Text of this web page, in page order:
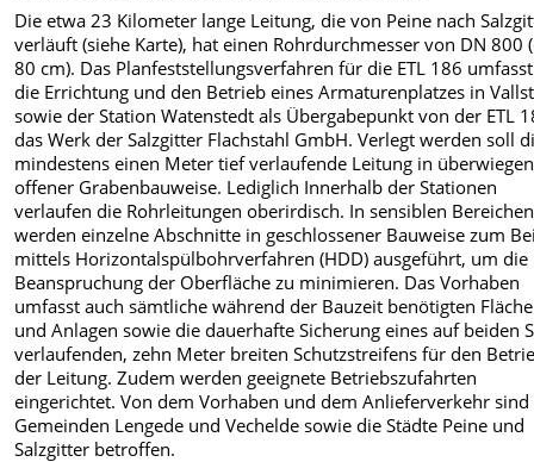
Die etwa 23 Kilometer lange Leitung, die von Peine nach
verläuft (siehe Karte), hat einen Rohrdurchmesser von DN 800
80 cm). Das Planfeststellungsverfahren für die ETL 186
die Errichtung und den Betrieb eines Armaturenplatzes in
sowie der Station Watenstedt als Übergabepunkt von der ETL
das Werk der Salzgitter Flachstahl GmbH.Verlegt werden soll
mindestens einen Meter tief verlaufende Leitung in
offener Grabenbauweise. Lediglich Innerhalb der Stationen
verlaufen die Rohrleitungen oberirdisch. In sensiblen Bereichen
werden einzelne Abschnitte in geschlossener Bauweise zum
mittels Horizontalspülbohrverfahren (HDD) ausgeführt, um die
Beanspruchung der Oberfläche zu minimieren. Das Vorhaben
umfasst auch sämtliche während der Bauzeit benötigten
und Anlagen sowie die dauerhafte Sicherung eines auf beiden
verlaufenden, zehn Meter breiten Schutzstreifens für den
der Leitung. Zudem werden geeignete Betriebszufahrten
eingerichtet. Von dem Vorhaben und dem Anlieferverkehr sind
Gemeinden Lengede und Vechelde sowie die Städte Peine und
Salzgitter betroffen.